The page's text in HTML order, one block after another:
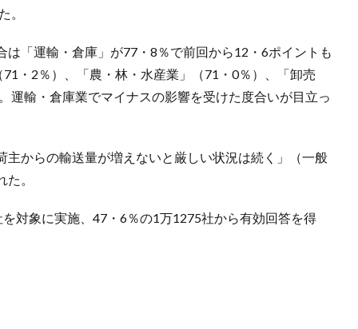
。
「運輸・倉庫」が77・8％で前回から12・6ポイントも
・2％）、「農・林・水産業」（71・0％）、「卸売
運輸・倉庫業でマイナスの影響を受けた度合いが目立っ
からの輸送量が増えないと厳しい状況は続く」（一般
。
対象に実施、47・6％の1万1275社から有効回答を得